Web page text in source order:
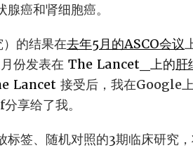
癌和肾细胞癌。
的结果在去年5月的ASCO会议
份发表在 The Lancet_上的肝
Lancet 接受后，我在Google
享给了我。
标签、随机对照的3期临床研究